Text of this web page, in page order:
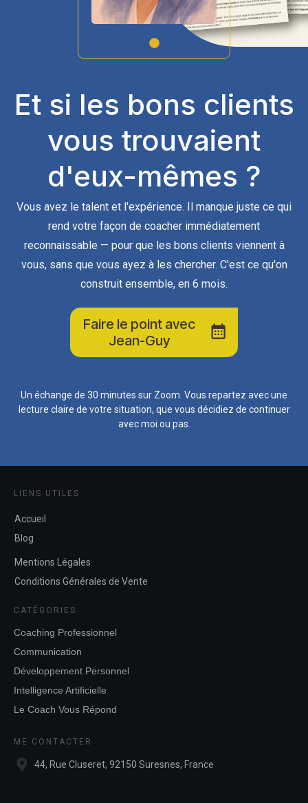
Et si les bons clients
vous trouvaient
d'eux-mêmes ?
Vous avez le talent et l'expérience. Il manque juste ce qui
rend votre façon de coacher immédiatement
reconnaissable — pour que les bons clients viennent à
vous, sans que vous ayez à les chercher. C'est ce qu'on
construit ensemble, en 6 mois.
Faire le point avec
Jean-Guy
Un échange de 30 minutes sur Zoom. Vous repartez avec une
lecture claire de votre situation, que vous décidiez de continuer
avec moi ou pas.
LIENS UTILES
Accueil
Blog
Mentions Légales
Conditions Générales de Vente
CATÉGORIES
Coaching Professionnel
Communication
Développement Personnel
Intelligence Artificielle
Le Coach Vous Répond
ME CONTACTER
44, Rue Cluseret, 92150 Suresnes, France